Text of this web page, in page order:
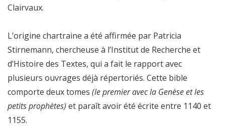
Clairvaux.
L’origine chartraine a été affirmée par Patricia
Stirnemann, chercheuse à l’Institut de Recherche et
d’Histoire des Textes, qui a fait le rapport avec
plusieurs ouvrages déjà répertoriés. Cette bible
comporte deux tomes (le premier avec la Genèse et les
petits prophètes) et paraît avoir été écrite entre 1140 et
1155.